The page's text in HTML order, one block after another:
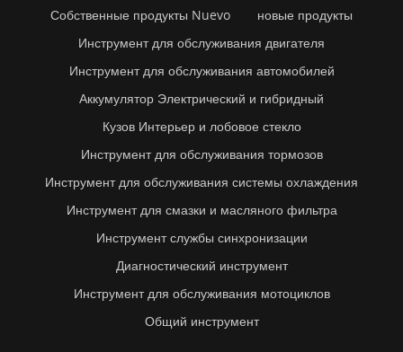
Собственные продукты Nuevo
новые продукты
Инструмент для обслуживания двигателя
Инструмент для обслуживания автомобилей
Аккумулятор Электрический и гибридный
Кузов Интерьер и лобовое стекло
Инструмент для обслуживания тормозов
Инструмент для обслуживания системы охлаждения
Инструмент для смазки и масляного фильтра
Инструмент службы синхронизации
Диагностический инструмент
Инструмент для обслуживания мотоциклов
Общий инструмент